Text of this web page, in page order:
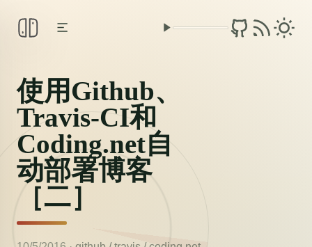
使用Github、
Travis-CI和
Coding.net自
动部署博客
［二］